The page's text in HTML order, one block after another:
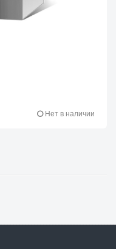
Нет в наличии